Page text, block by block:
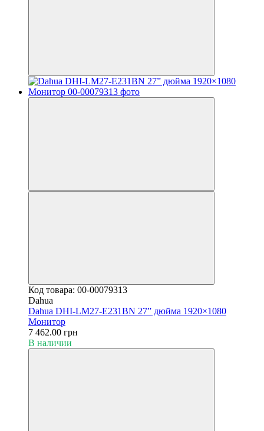
Код товара: 00-00079313
Dahua
Dahua DHI-LM27-E231BN 27” дюйма 1920×1080
Монитор
7 462.00 грн
В наличии